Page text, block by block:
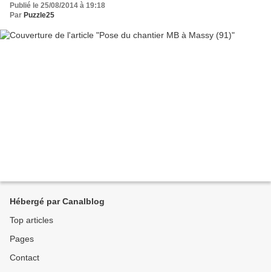
Publié le 25/08/2014 à 19:18
Par Puzzle25
Hébergé par Canalblog
Top articles
Pages
Contact